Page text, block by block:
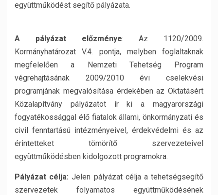
együttműködést segítő pályázata.
A pályázat előzménye: Az 1120/2009.
Kormányhatározat V.4. pontja, melyben foglaltaknak
megfelelően a Nemzeti Tehetség Program
végrehajtásának 2009/2010 évi cselekvési
programjának megvalósítása érdekében az Oktatásért
Közalapítvány pályázatot ír ki a magyarországi
fogyatékossággal élő fiatalok állami, önkormányzati és
civil fenntartású intézményeivel, érdekvédelmi és az
érintetteket tömörítő szervezeteivel
együttműködésben kidolgozott programokra.
Pályázat célja:Jelen pályázat célja a tehetségsegítő
szervezetek folyamatos együttműködésének